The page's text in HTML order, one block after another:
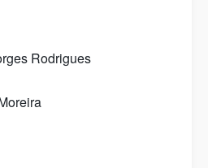
Rodrigues